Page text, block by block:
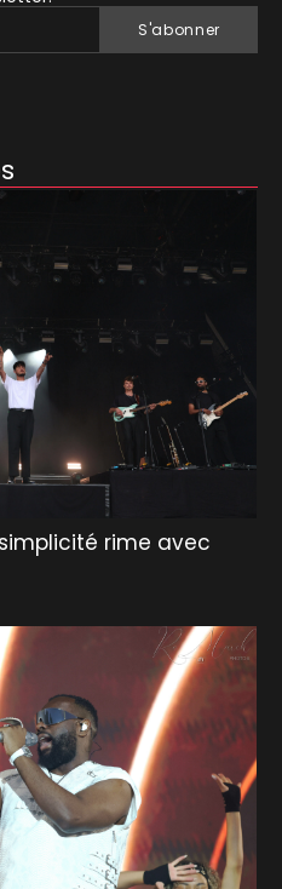
S'abonner
rime avec